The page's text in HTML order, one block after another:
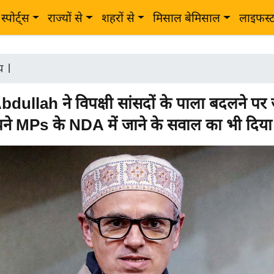
स्पोर्ट्स राज्यों से शहरों से मिसाल बेमिसाल
|
ने विपक्षी सांसदों के पाला बदलने पर
MPs के NDA में जाने के सवाल का भी